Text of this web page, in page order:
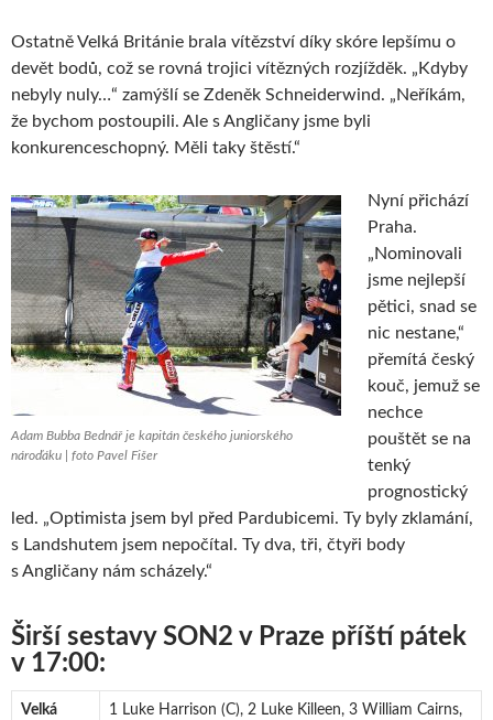
Ostatně Velká Británie brala vítězství díky skóre lepšímu o
devět bodů, což se rovná trojici vítězných rozjížděk. „Kdyby
nebyly nuly…“ zamýšlí se Zdeněk Schneiderwind. „Neříkám,
že bychom postoupili. Ale s Angličany jsme byli
konkurenceschopný. Měli taky štěstí.“
Adam Bubba Bednář je kapitán českého juniorského
nároďáku | foto Pavel Fišer
Nyní přichází
Praha.
„Nominovali
jsme nejlepší
pětici, snad se
nic nestane,“
přemítá český
kouč, jemuž se
nechce
pouštět se na
tenký
prognostický
led. „Optimista jsem byl před Pardubicemi. Ty byly zklamání,
s Landshutem jsem nepočítal. Ty dva, tři, čtyři body
s Angličany nám scházely.“
Širší sestavy SON2 v Praze příští pátek
v 17:00:
Velká
1 Luke Harrison (C), 2 Luke Killeen, 3 William Cairns,